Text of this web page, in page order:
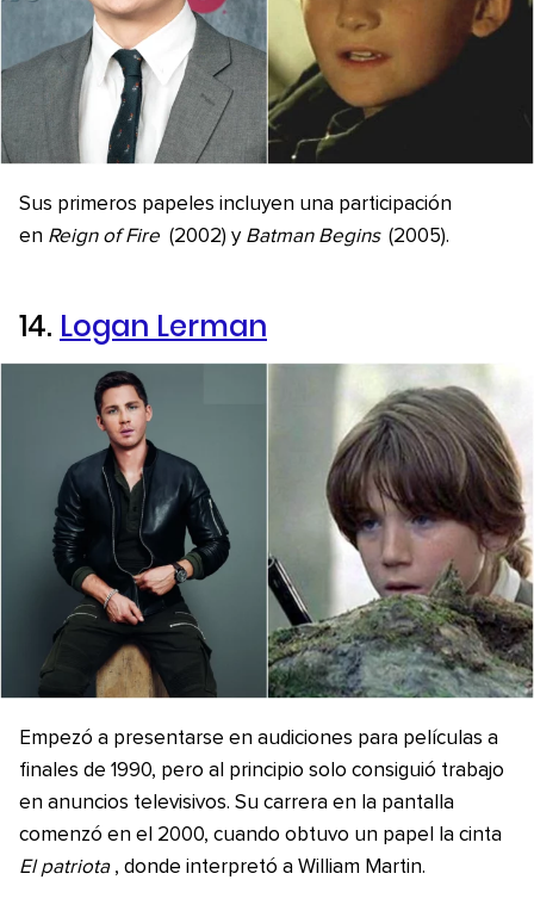
Sus primeros papeles incluyen una participación
en Reign of Fire (2002) y Batman Begins (2005).
14. Logan Lerman
Empezó a presentarse en audiciones para películas a
finales de 1990, pero al principio solo consiguió trabajo
en anuncios televisivos.​ Su carrera en la pantalla
comenzó en el 2000, cuando obtuvo un papel la cinta
El patriota , donde interpretó a William Martin.